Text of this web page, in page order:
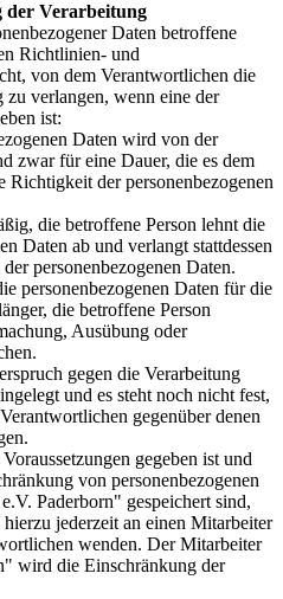
Verarbeitung
Daten betroffene
Richtlinien- und
von dem Verantwortlichen die
verlangen, wenn eine der
ist:
Daten wird von der
zwar für eine Dauer, die es dem
der personenbezogenen
die betroffene Person lehnt die
Daten ab und verlangt stattdessen
personenbezogenen Daten.
personenbezogenen Daten für die
die betroffene Person
Ausübung oder
gegen die Verarbeitung
und es steht noch nicht fest,
gegenüber denen
gegeben ist und
von personenbezogenen
Paderborn" gespeichert sind,
jederzeit an einen Mitarbeiter
wenden. Der Mitarbeiter
wird die Einschränkung der